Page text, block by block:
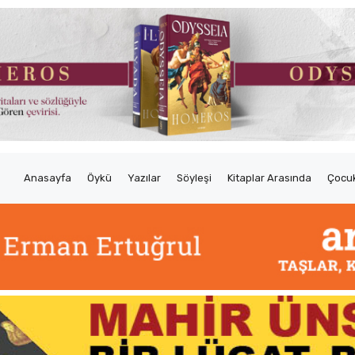
Anasayfa Öykü Yazılar Söyleşi Kitaplar Arasında